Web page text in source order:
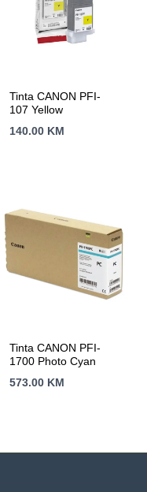
Tinta CANON PFI-
107 Yellow
140.00 KM
Tinta CANON PFI-
1700 Photo Cyan
573.00 KM